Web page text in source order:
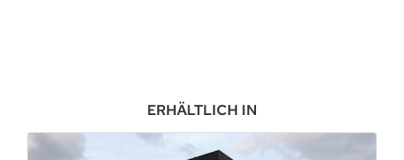
ERHÄLTLICH IN